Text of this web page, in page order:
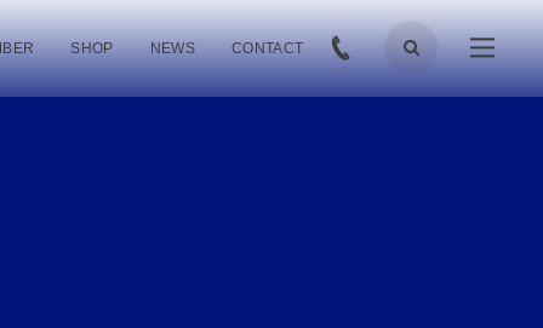
SHOP NEWS CONTACT